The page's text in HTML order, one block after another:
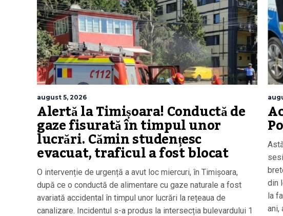
august 5, 2026
Alertă la Timișoara! Conductă de
gaze fisurată în timpul unor
lucrări. Cămin studențesc
evacuat, traficul a fost blocat
O intervenție de urgență a avut loc miercuri, în Timișoara,
după ce o conductă de alimentare cu gaze naturale a fost
avariată accidental în timpul unor lucrări la rețeaua de
canalizare. Incidentul s-a produs la intersecția bulevardului 1
din
la
ani,